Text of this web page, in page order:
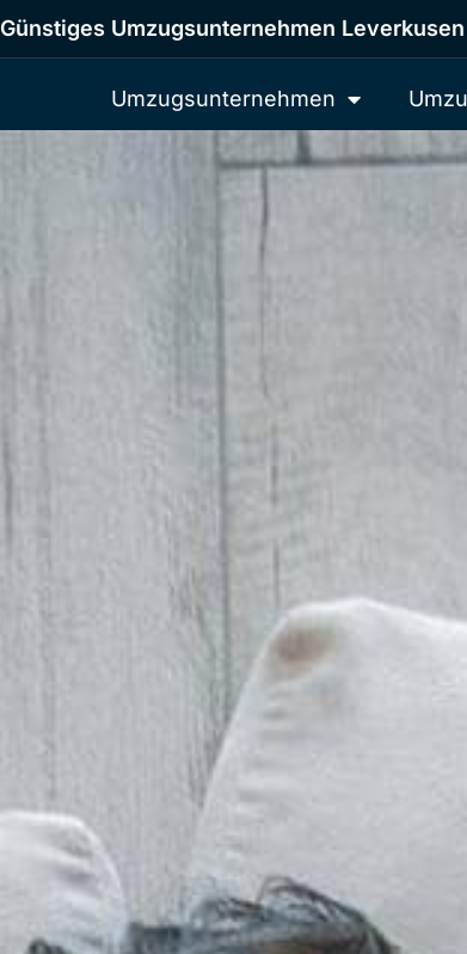
Günstiges Umzugsunternehmen Leverkusen
Umzugsunternehmen